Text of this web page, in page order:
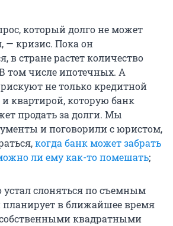
который долго не может
— кризис. Пока он
в стране растет количество
том числе ипотечных. А
не только кредитной
и квартирой, которую банк
продать за долги. Мы
и поговорили с юристом,
когда банк может забрать
ли ему как-то помешать;
устал слоняться по съемным
планирует в ближайшее время
собственными квадратными